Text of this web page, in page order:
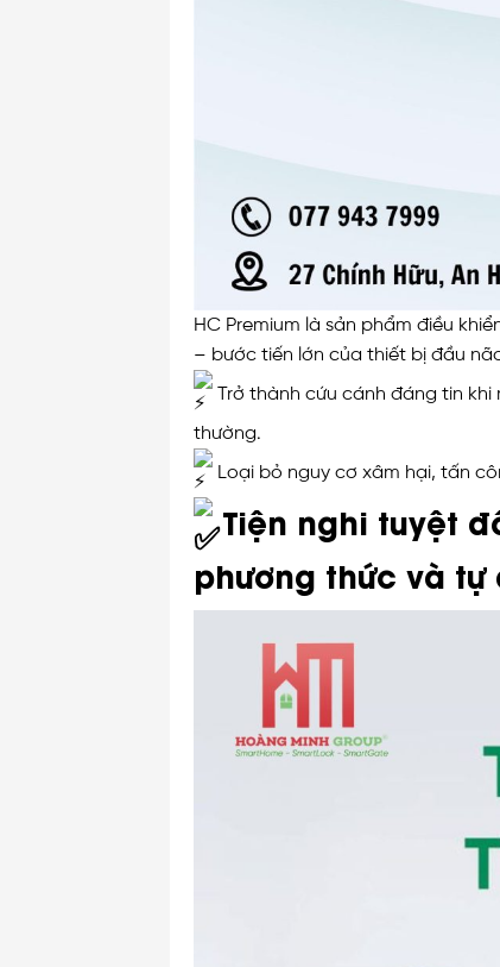
HC Premium là sản phẩm điều
– bước tiến lớn của thiết bị đầu
Trở thành cứu cánh đáng tin khi
thường.
Loại bỏ nguy cơ xâm hại, tấn
Tiện nghi tuyệt
phương thức và